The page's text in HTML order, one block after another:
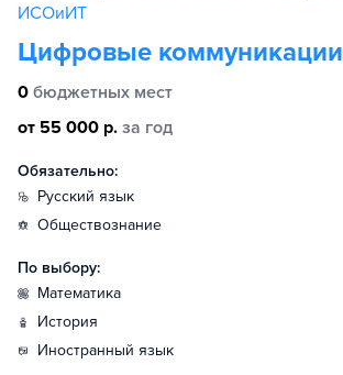
ИСОиИТ
Цифровые коммуникации
0 бюджетных мест
от 55 000 р. за год
Обязательно:
русский язык
обществознание
По выбору:
математика
история
иностранный язык